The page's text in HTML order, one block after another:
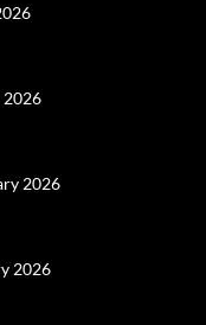
2026
2026
2026